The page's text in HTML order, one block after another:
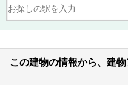
この建物の情報から、建